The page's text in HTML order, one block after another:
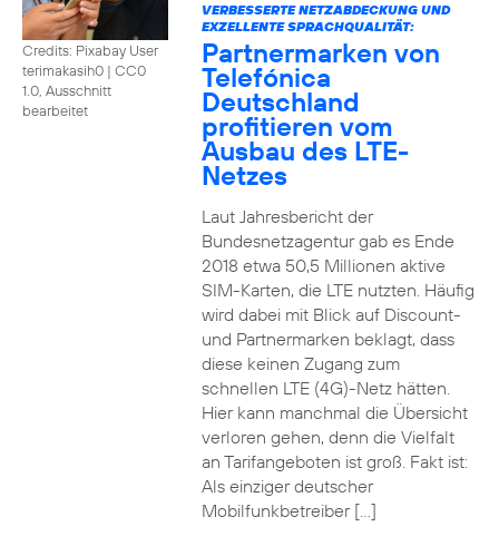
Credits: Pixabay User
terimakasih0 | CC0
1.0, Ausschnitt
bearbeitet
VERBESSERTE NETZABDECKUNG UND
EXZELLENTE SPRACHQUALITÄT:
Partnermarken von
Telefónica
Deutschland
profitieren vom
Ausbau des LTE-
Netzes
Laut Jahresbericht der
Bundesnetzagentur gab es Ende
2018 etwa 50,5 Millionen aktive
SIM-Karten, die LTE nutzten. Häufig
wird dabei mit Blick auf Discount-
und Partnermarken beklagt, dass
diese keinen Zugang zum
schnellen LTE (4G)-Netz hätten.
Hier kann manchmal die Übersicht
verloren gehen, denn die Vielfalt
an Tarifangeboten ist groß. Fakt ist:
Als einziger deutscher
Mobilfunkbetreiber […]